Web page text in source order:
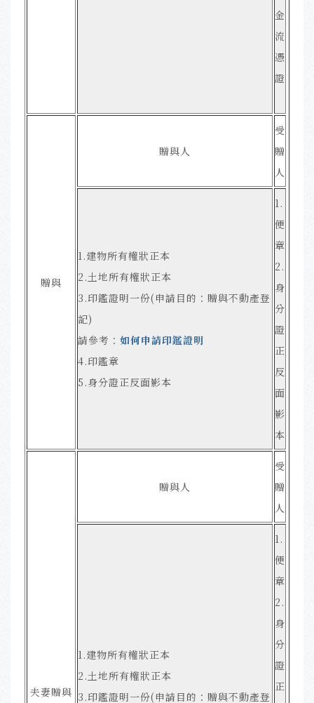
金
流
憑
證
贈與
贈與人
受
贈
人
1.建物所有權狀正本
2.土地所有權狀正本
3.印鑑證明一份(申請目的：贈與不動產登
記)
請參考： 如何申請印鑑證明
4.印鑑章
5.身分證正反面影本
1.
便
章
2.
身
分
證
正
反
面
影
本
夫妻贈與
贈與人
受
贈
人
1.建物所有權狀正本
2.土地所有權狀正本
3.印鑑證明一份(申請目的：贈與不動產登
1.
便
章
2.
身
分
證
正